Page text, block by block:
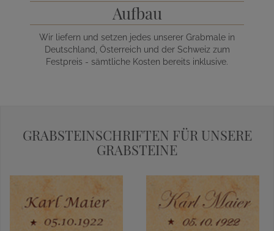
Aufbau
Wir liefern und setzen jedes unserer Grabmale in
Deutschland, Österreich und der Schweiz zum
Festpreis - sämtliche Kosten bereits inklusive.
GRABSTEINSCHRIFTEN FÜR UNSERE
GRABSTEINE